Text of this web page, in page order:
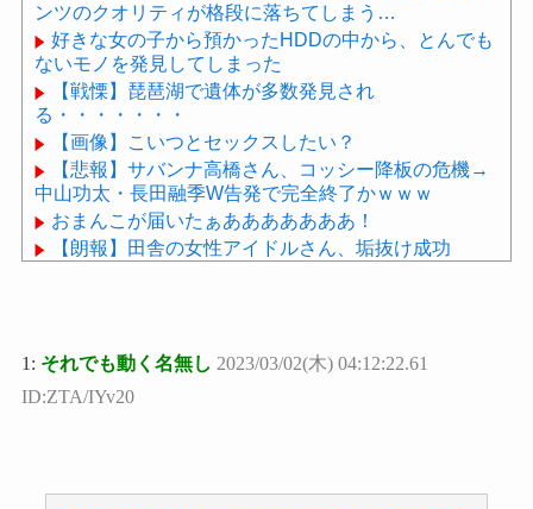
ンツのクオリティが格段に落ちてしまう…
好きな女の子から預かったHDDの中から、とんでも
ないモノを発見してしまった
【戦慄】琵琶湖で遺体が多数発見され
る・・・・・・・
【画像】こいつとセックスしたい？
【悲報】サバンナ高橋さん、コッシー降板の危機→
中山功太・長田融季W告発で完全終了かｗｗｗ
おまんこが届いたぁあああああああ！
【朗報】田舎の女性アイドルさん、垢抜け成功
1: それでも動く名無し 2023/03/02(木) 04:12:22.61
ID:ZTA/IYv20